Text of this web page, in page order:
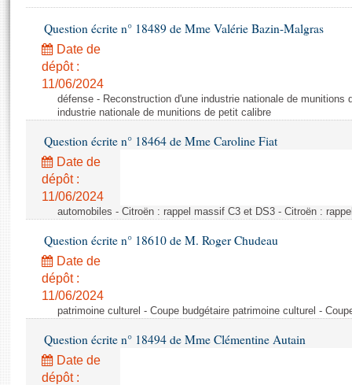
Projets de loi
Propositions de loi
Amendements
Textes adoptés
Rapports législatifs
Rapports sur l'application des lois
Baromètre de l’application des lois
Dossiers législatifs
Budget et sécurité sociale
Questions écrites et orales
Comptes rendus des débats
Histoire
Juniors
Anciennes législatures
Contacts et plan d'accès
Photos libres de droit
Question écrite n° 18489 de Mme Valérie Bazin-Malgras
Date de
dépôt :
11/06/2024
défense - Reconstruction d'une industrie nationale de munitions
industrie nationale de munitions de petit calibre
Question écrite n° 18464 de Mme Caroline Fiat
Date de
dépôt :
11/06/2024
automobiles - Citroën : rappel massif C3 et DS3 - Citroën :
Question écrite n° 18610 de M. Roger Chudeau
Date de
dépôt :
11/06/2024
patrimoine culturel - Coupe budgétaire patrimoine culturel -
Question écrite n° 18494 de Mme Clémentine Autain
Date de
dépôt :